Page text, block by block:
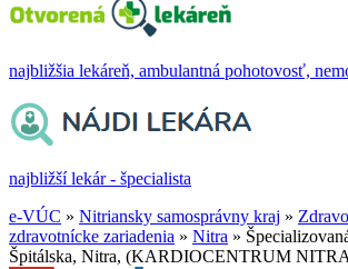
najbližšia lekáreň, ambulantná pohotovosť,
najbližší lekár - špecialista
e-VÚC » Nitriansky samosprávny kraj »
zdravotnícke zariadenia » Nitra »
Špitálska, Nitra, (KARDIOCENTRUM